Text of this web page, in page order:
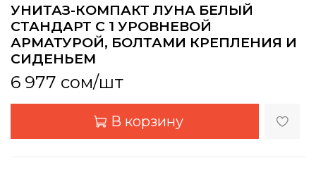
УНИТАЗ-КОМПАКТ ЛУНА БЕЛЫЙ
СТАНДАРТ С 1 УРОВНЕВОЙ
АРМАТУРОЙ, БОЛТАМИ КРЕПЛЕНИЯ И
СИДЕНЬЕМ
6 977 сом/шт
В корзину